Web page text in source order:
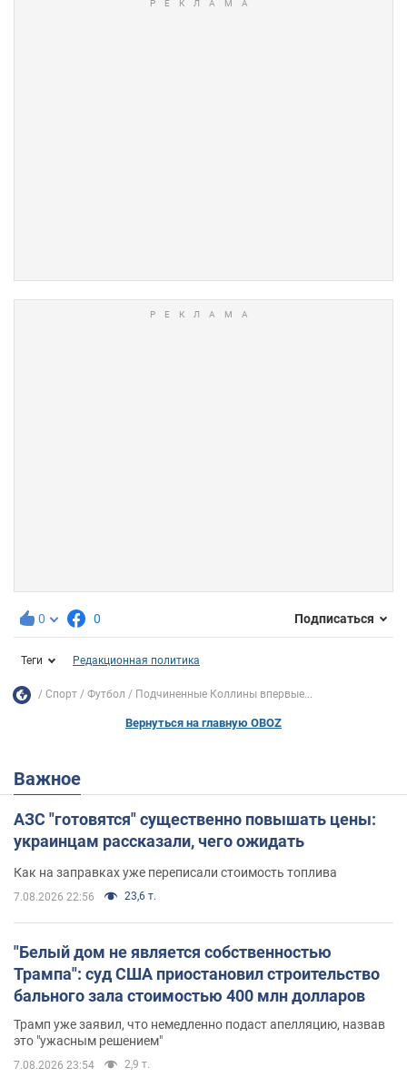
0 0 Подписаться
Теги Редакционная политика
Спорт Футбол Подчиненные Коллины впервые...
Вернуться на главную OBOZ
Важное
АЗС "готовятся" существенно повышать цены:
украинцам рассказали, чего ожидать
Как на заправках уже переписали стоимость топлива
7.08.2026 22:56 23,6 т.
"Белый дом не является собственностью
Трампа": суд США приостановил строительство
бального зала стоимостью 400 млн долларов
Трамп уже заявил, что немедленно подаст апелляцию, назвав
это "ужасным решением"
7.08.2026 23:54 2,9 т.